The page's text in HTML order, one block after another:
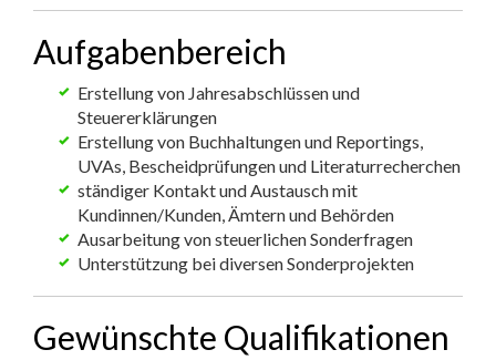
Aufgabenbereich
Erstellung von Jahresabschlüssen und
Steuererklärungen
Erstellung von Buchhaltungen und Reportings,
UVAs, Bescheidprüfungen und Literaturrecherchen
ständiger Kontakt und Austausch mit
Kundinnen/Kunden, Ämtern und Behörden
Ausarbeitung von steuerlichen Sonderfragen
Unterstützung bei diversen Sonderprojekten
Gewünschte Qualifikationen